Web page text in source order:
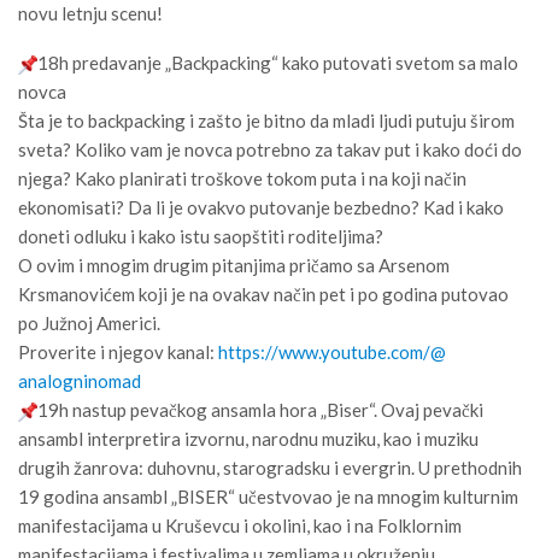
novu letnju scenu!
18h predavanje „Backpacking“ kako putovati svetom sa malo
novca
Šta je to backpacking i zašto je bitno da mladi ljudi putuju širom
sveta? Koliko vam je novca potrebno za takav put i kako doći do
njega? Kako planirati troškove tokom puta i na koji način
ekonomisati? Da li je ovakvo putovanje bezbedno? Kad i kako
doneti odluku i kako istu saopštiti roditeljima?
O ovim i mnogim drugim pitanjima pričamo sa Arsenom
Krsmanovićem koji je na ovakav način pet i po godina putovao
po Južnoj Americi.
Proverite i njegov kanal: https://www.youtube.com/@
analogninomad
19h nastup pevačkog ansamla hora „Biser“. Ovaj pevački
ansambl interpretira izvornu, narodnu muziku, kao i muziku
drugih žanrova: duhovnu, starogradsku i evergrin. U prethodnih
19 godina ansambl „BISER“ učestvovao je na mnogim kulturnim
manifestacijama u Kruševcu i okolini, kao i na Folklornim